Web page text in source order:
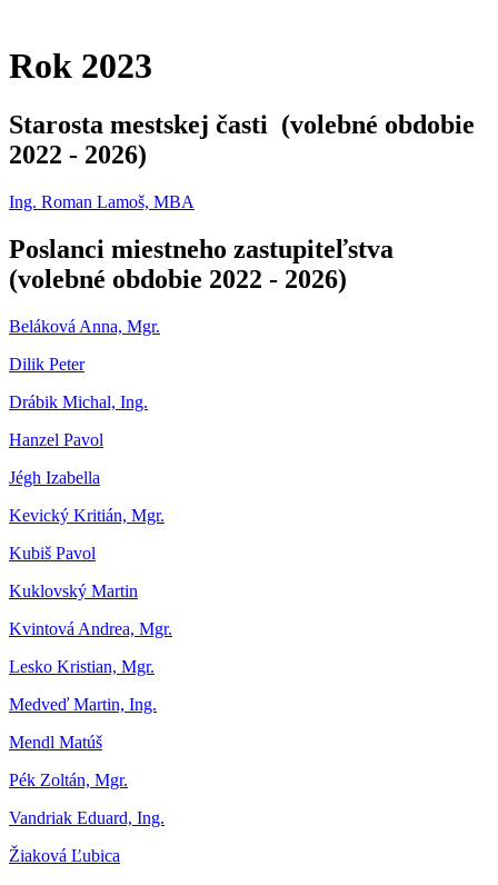
Rok 2023
Starosta mestskej časti (volebné obdobie
2022 - 2026)
Ing. Roman Lamoš, MBA
Poslanci miestneho zastupiteľstva
(volebné obdobie 2022 - 2026)
Beláková Anna, Mgr.
Dilik Peter
Drábik Michal, Ing.
Hanzel Pavol
Jégh Izabella
Kevický Kritián, Mgr.
Kubiš Pavol
Kuklovský Martin
Kvintová Andrea, Mgr.
Lesko Kristian, Mgr.
Medveď Martin, Ing.
Mendl Matúš
Pék Zoltán, Mgr.
Vandriak Eduard, Ing.
Žiaková Ľubica